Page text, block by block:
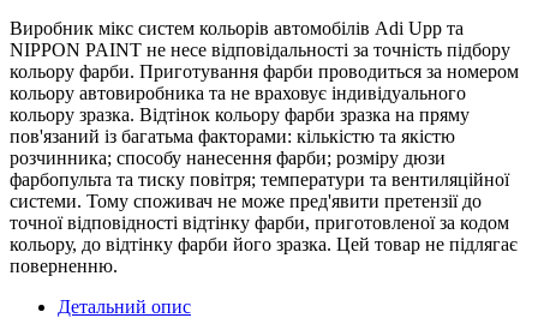
Виробник мікс систем кольорів автомобілів Adi Upp та
NIPPON PAINT не несе відповідальності за точність підбору
кольору фарби. Приготування фарби проводиться за номером
кольору автовиробника та не враховує індивідуального
кольору зразка. Відтінок кольору фарби зразка на пряму
пов'язаний із багатьма факторами: кількістю та якістю
розчинника; способу нанесення фарби; розміру дюзи
фарбопульта та тиску повітря; температури та вентиляційної
системи. Тому споживач не може пред'явити претензії до
точної відповідності відтінку фарби, приготовленої за кодом
кольору, до відтінку фарби його зразка. Цей товар не підлягає
поверненню.
Детальний опис